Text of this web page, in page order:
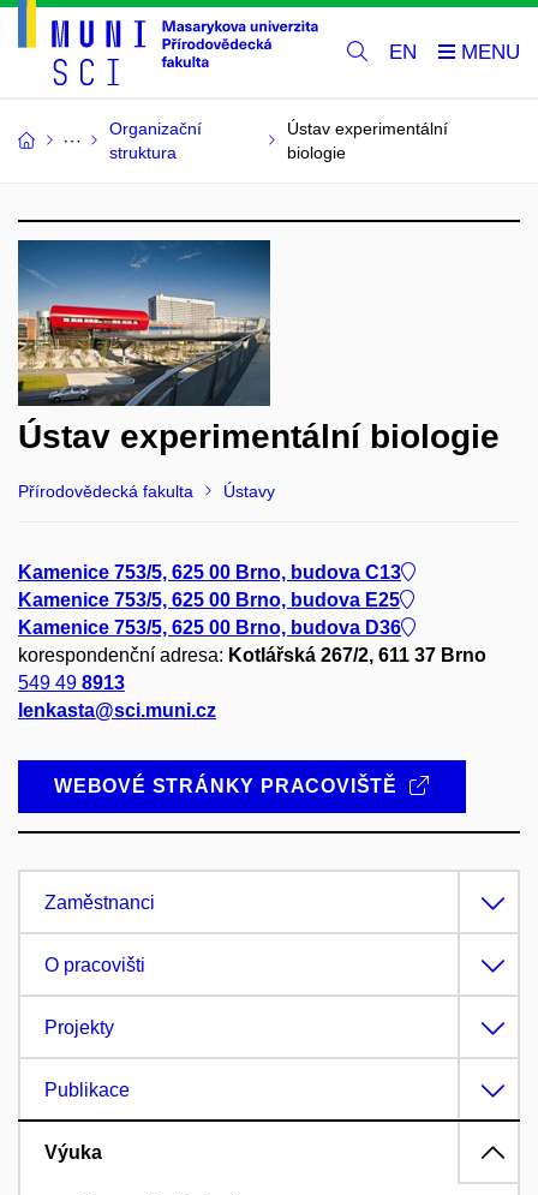
EN
Organizační
struktura
Ústav experimentální
biologie
Ústav experimentální biologie
Přírodovědecká fakulta Ústavy
Kamenice 753/5, 625 00 Brno, budova C13
Kamenice 753/5, 625 00 Brno, budova E25
Kamenice 753/5, 625 00 Brno, budova D36
korespondenční adresa: Kotlářská 267/2, 611 37 Brno
549 49 8913
lenkasta@sci.muni.cz
WEBOVÉ STRÁNKY PRACOVIŠTĚ
Zaměstnanci
O pracovišti
Projekty
Publikace
Výuka